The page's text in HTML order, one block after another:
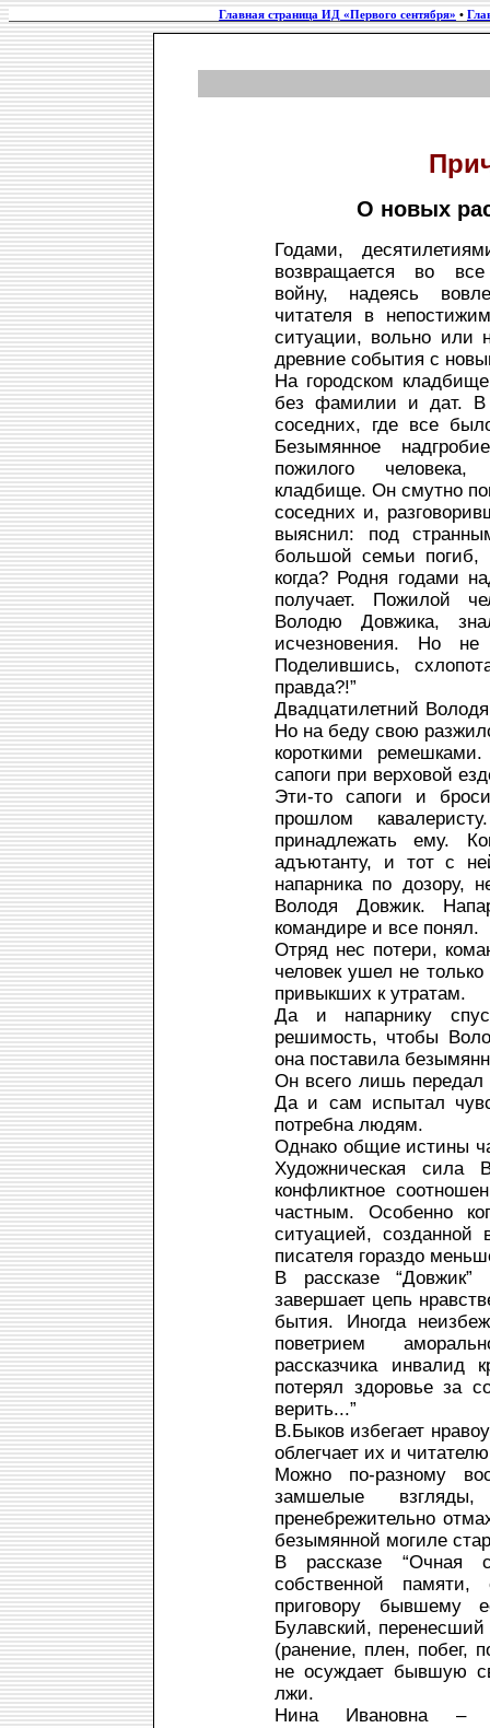
Главная страница ИД «Первого сентября» •
О новых
Годами,
возвращается во
войну, надеясь
читателя в
ситуации, вольно или
древние события с
На городском
без фамилии и дат. В
соседних, где все
Безымянное
пожилого
кладбище. Он смутно
соседних и,
выяснил: под
большой семьи погиб,
когда? Родня годами
получает. Пожилой
Володю Довжика,
исчезновения. Но
Поделившись,
правда?!”
Двадцатилетний
Но на беду свою
короткими
сапоги при верховой
Эти-то сапоги и
прошлом
принадлежать ему.
адъютанту, и тот с
напарника по дозору,
Володя Довжик.
командире и все понял.
Отряд нес потери,
человек ушел не
привыкших к утратам.
Да и напарнику
решимость, чтобы
она поставила
Он всего лишь передал
Да и сам испытал
потребна людям.
Однако общие истины
Художническая
конфликтное
частным. Особенно
ситуацией, созданной
писателя гораздо
В рассказе
завершает цепь
бытия. Иногда
поветрием
рассказчика инвалид
потерял здоровье за
верить...”
В.Быков избегает
облегчает их и
Можно по-разному
замшелые
пренебрежительно
безымянной могиле
В рассказе “Очная
собственной
приговору
Булавский,
(ранение, плен, побег,
не осуждает бывшую
лжи.
Нина Ивановна –